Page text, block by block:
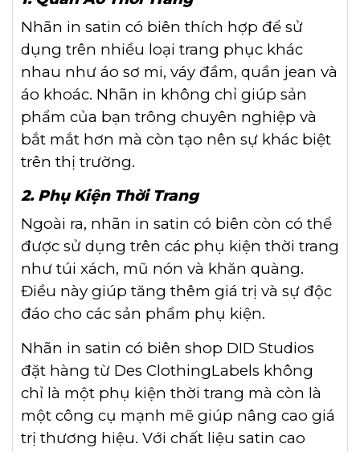
Nhãn in satin có biên thích hợp để sử
dụng trên nhiều loại trang phục khác
nhau như áo sơ mi, váy đầm, quần jean và
áo khoác. Nhãn in không chỉ giúp sản
phẩm của bạn trông chuyên nghiệp và
bắt mắt hơn mà còn tạo nên sự khác biệt
trên thị trường.
2. Phụ Kiện Thời Trang
Ngoài ra, nhãn in satin có biên còn có thể
được sử dụng trên các phụ kiện thời trang
như túi xách, mũ nón và khăn quàng.
Điều này giúp tăng thêm giá trị và sự độc
đáo cho các sản phẩm phụ kiện.
Nhãn in satin có biên shop DID Studios
đặt hàng từ Des ClothingLabels không
chỉ là một phụ kiện thời trang mà còn là
một công cụ mạnh mẽ giúp nâng cao giá
trị thương hiệu. Với chất liệu satin cao